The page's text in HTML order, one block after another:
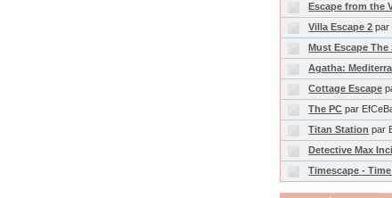
Escape from the
Villa Escape 2 par
Must Escape
Agatha:
Cottage Escape
The PC par
Titan Station par
Detective Max
Timescape -